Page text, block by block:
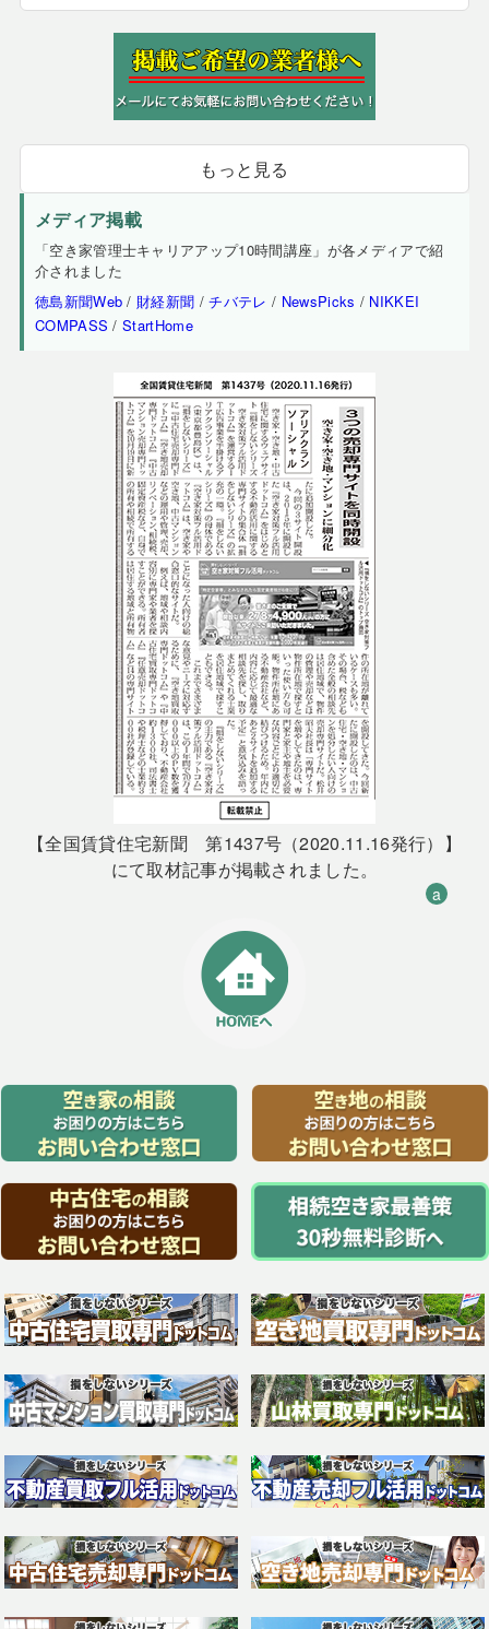
もっと見る
メディア掲載
「空き家管理士キャリアアップ10時間講座」が各メディアで紹
介されました
徳島新聞Web / 財経新聞 /チバテレ / NewsPicks / NIKKEI
COMPASS /StartHome
【全国賃貸住宅新聞 第1437号（2020.11.16発行）】
にて取材記事が掲載されました。
a